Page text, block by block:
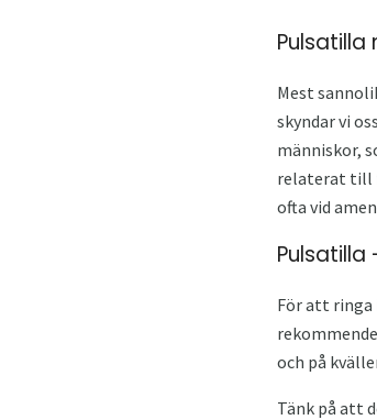
Mest
skyndar vi
människor,
relaterat till
ofta vid
För att ringa
och på
Tänk på att